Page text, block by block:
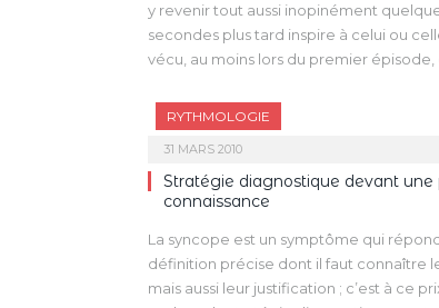
y revenir tout aussi inopinément
secondes plus tard inspire à celui ou
vécu, au moins lors du premier épisode,
joie “d’y avoir survécu”, angoisse de le
parfois, chez les plus âgés, déception
être resté” ! La syncope est
l’humanité un symptôme “à part” :
intrusion involontaire dans l’au-delà (la
spontanée de certains épisodes
tachycardies ventriculaires polymorphes
semble être du domaine du “miracle”),
extrusion souhaitée d’un vécu
RYTHMOLOGIE
31 MARS 2010
Stratégie diagnostique devant une
connaissance
La syncope est un symptôme qui
définition précise dont il faut connaître
mais aussi leur justification ; c’est à ce